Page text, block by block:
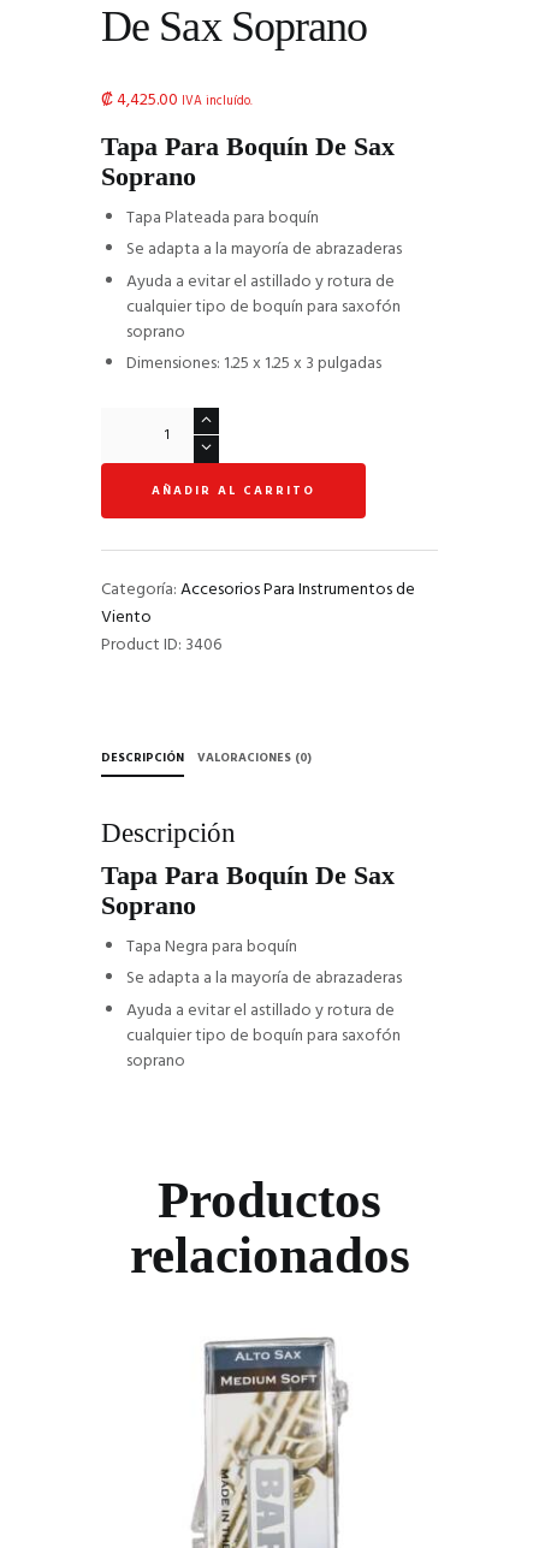
De Sax Soprano
₡4,425.00 IVA incluído.
Tapa Para Boquín De Sax
Soprano
Tapa Plateada para boquín
Se adapta a la mayoría de abrazaderas
Ayuda a evitar el astillado y rotura de
cualquier tipo de boquín para saxofón
soprano
Dimensiones: 1.25 x 1.25 x 3 pulgadas
Boquín
Soprano
cantidad
AÑADIR AL CARRITO
Categoría:Accesorios Para Instrumentos de
Viento
Product ID: 3406
DESCRIPCIÓN VALORACIONES (0)
Descripción
Tapa Para Boquín De Sax
Soprano
Tapa Negra para boquín
Se adapta a la mayoría de abrazaderas
Ayuda a evitar el astillado y rotura de
cualquier tipo de boquín para saxofón
soprano
Productos
relacionados